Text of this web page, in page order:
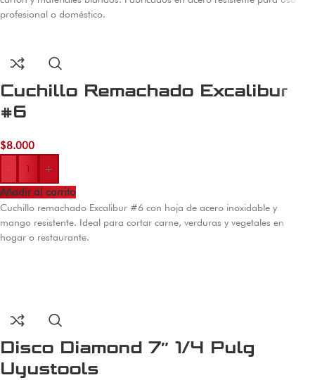
profesional o doméstico.
Cuchillo Remachado Excalibur
#6
$8.000
-
+
Añadir al carrito
Cuchillo remachado Excalibur #6 con hoja de acero inoxidable y
mango resistente. Ideal para cortar carne, verduras y vegetales en
hogar o restaurante.
Disco Diamond 7″ 1/4 Pulg
Uyustools